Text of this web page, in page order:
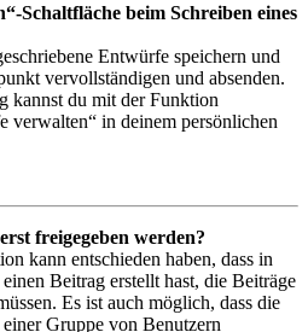
Schaltfläche beim Schreiben eines
Entwürfe speichern und
vervollständigen und absenden.
kannst du mit der Funktion
verwalten“ in deinem persönlichen
freigegeben werden?
kann entschieden haben, dass in
Beitrag erstellt hast, die Beiträge
Es ist auch möglich, dass die
Gruppe von Benutzern